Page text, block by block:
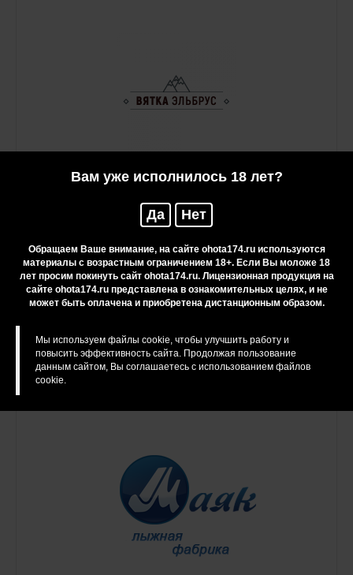
Вам уже исполнилось 18 лет?
Да Нет
Обращаем Ваше внимание, на сайте ohota174.ru используются
материалы с возрастным ограничением 18+. Если Вы моложе 18
лет просим покинуть сайт ohota174.ru. Лицензионная продукция на
сайте ohota174.ru представлена в ознакомительных целях, и не
может быть оплачена и приобретена дистанционным образом.
Мы используем файлы cookie, чтобы улучшить работу и
повысить эффективность сайта. Продолжая пользование
данным сайтом, Вы соглашаетесь с использованием файлов
cookie.
Вятка